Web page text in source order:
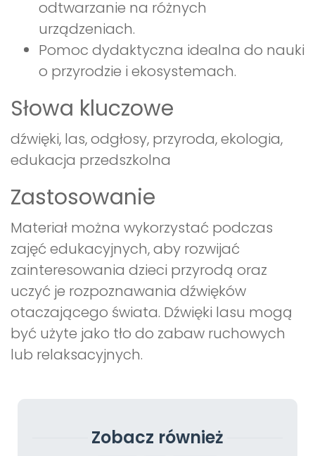
odtwarzanie na różnych
urządzeniach.
Pomoc dydaktyczna idealna do nauki
o przyrodzie i ekosystemach.
Słowa kluczowe
dźwięki, las, odgłosy, przyroda, ekologia,
edukacja przedszkolna
Zastosowanie
Materiał można wykorzystać podczas
zajęć edukacyjnych, aby rozwijać
zainteresowania dzieci przyrodą oraz
uczyć je rozpoznawania dźwięków
otaczającego świata. Dźwięki lasu mogą
być użyte jako tło do zabaw ruchowych
lub relaksacyjnych.
Zobacz również